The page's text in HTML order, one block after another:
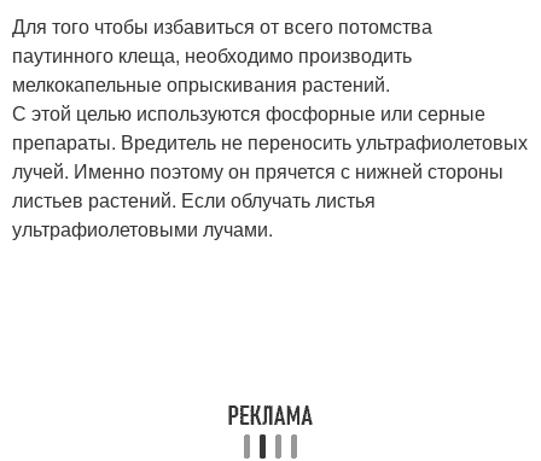
Для того чтобы избавиться от всего потомства
паутинного клеща, необходимо производить
мелкокапельные опрыскивания растений.
С этой целью используются фосфорные или серные
препараты. Вредитель не переносить ультрафиолетовых
лучей. Именно поэтому он прячется с нижней стороны
листьев растений. Если облучать листья
ультрафиолетовыми лучами.